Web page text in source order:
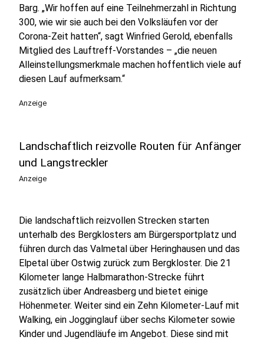
Barg. „Wir hoffen auf eine Teilnehmerzahl in Richtung
300, wie wir sie auch bei den Volksläufen vor der
Corona-Zeit hatten“, sagt Winfried Gerold, ebenfalls
Mitglied des Lauftreff-Vorstandes – „die neuen
Alleinstellungsmerkmale machen hoffentlich viele auf
diesen Lauf aufmerksam.“
Anzeige
Landschaftlich reizvolle Routen für Anfänger
und Langstreckler
Anzeige
Die landschaftlich reizvollen Strecken starten
unterhalb des Bergklosters am Bürgersportplatz und
führen durch das Valmetal über Heringhausen und das
Elpetal über Ostwig zurück zum Bergkloster. Die 21
Kilometer lange Halbmarathon-Strecke führt
zusätzlich über Andreasberg und bietet einige
Höhenmeter. Weiter sind ein Zehn Kilometer-Lauf mit
Walking, ein Jogginglauf über sechs Kilometer sowie
Kinder und Jugendläufe im Angebot. Diese sind mit